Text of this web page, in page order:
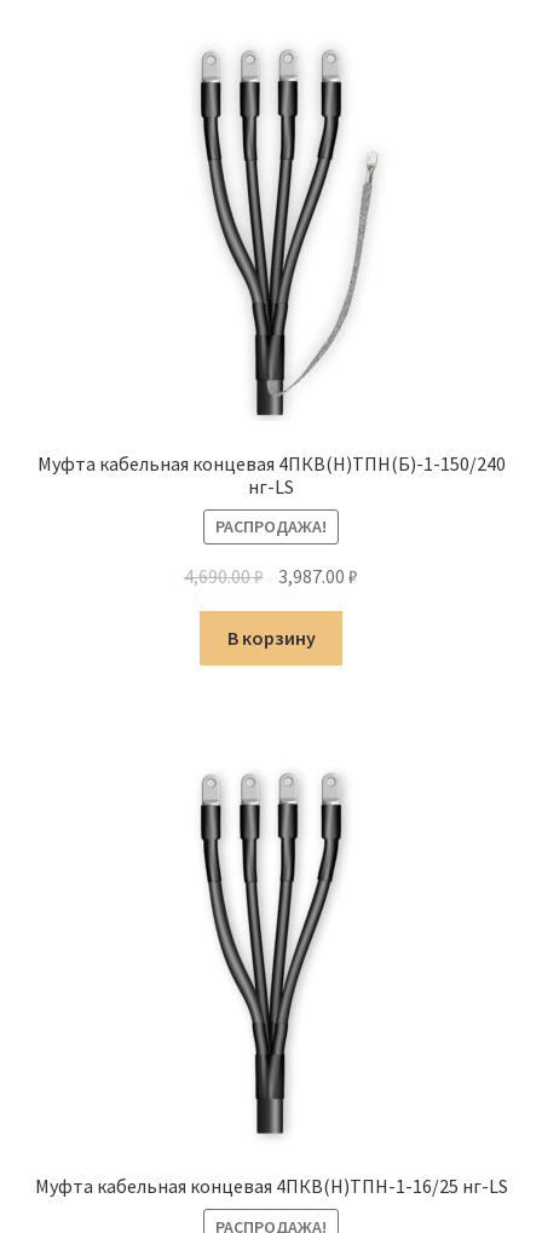
Муфта кабельная концевая 4ПКВ(Н)ТПН(Б)-1-150/240
нг-LS
РАСПРОДАЖА!
4,690.00₽ Первоначальная
цена
составляла
4,690.00 ₽.
3,987.00₽
В корзину
Муфта кабельная концевая 4ПКВ(Н)ТПН-1-16/25 нг-LS
РАСПРОДАЖА!